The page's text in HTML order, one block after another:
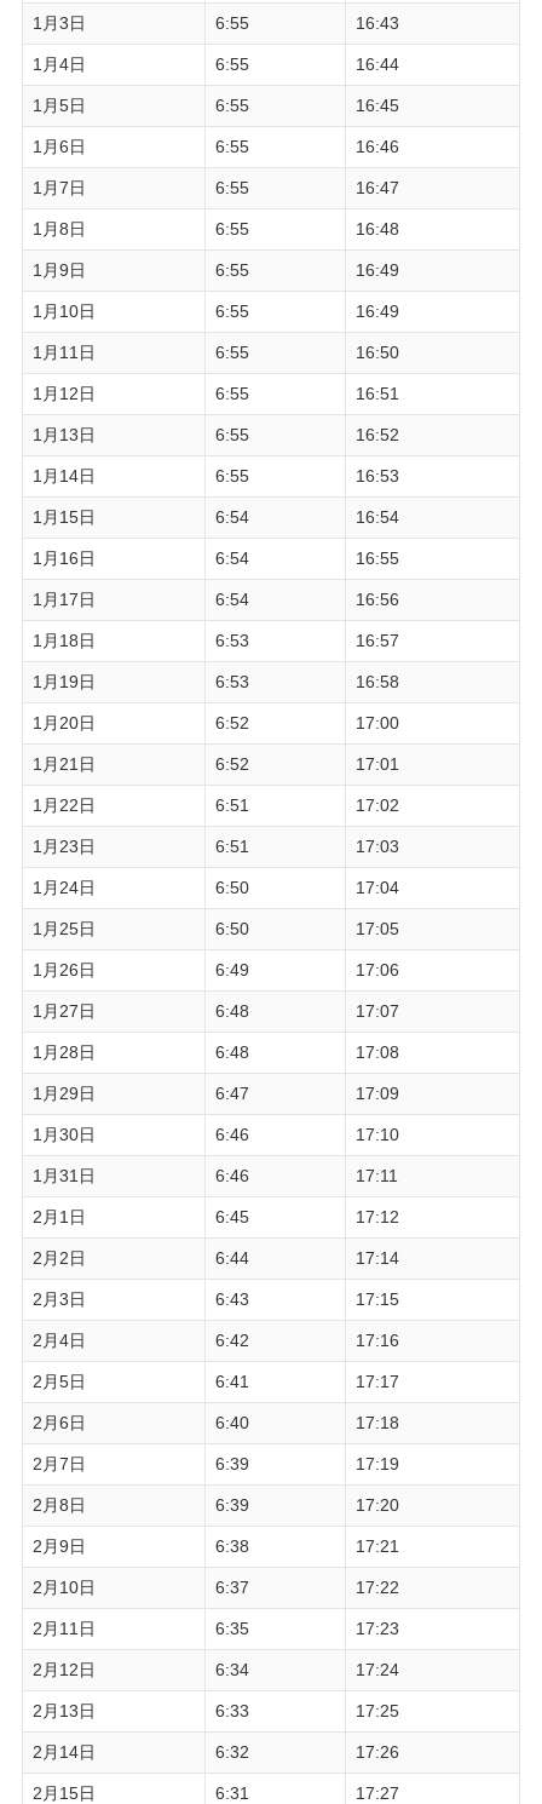
1月3日 6:55 16:43
1月4日 6:55 16:44
1月5日 6:55 16:45
1月6日 6:55 16:46
1月7日 6:55 16:47
1月8日 6:55 16:48
1月9日 6:55 16:49
1月10日 6:55 16:49
1月11日 6:55 16:50
1月12日 6:55 16:51
1月13日 6:55 16:52
1月14日 6:55 16:53
1月15日 6:54 16:54
1月16日 6:54 16:55
1月17日 6:54 16:56
1月18日 6:53 16:57
1月19日 6:53 16:58
1月20日 6:52 17:00
1月21日 6:52 17:01
1月22日 6:51 17:02
1月23日 6:51 17:03
1月24日 6:50 17:04
1月25日 6:50 17:05
1月26日 6:49 17:06
1月27日 6:48 17:07
1月28日 6:48 17:08
1月29日 6:47 17:09
1月30日 6:46 17:10
1月31日 6:46 17:11
2月1日 6:45 17:12
2月2日 6:44 17:14
2月3日 6:43 17:15
2月4日 6:42 17:16
2月5日 6:41 17:17
2月6日 6:40 17:18
2月7日 6:39 17:19
2月8日 6:39 17:20
2月9日 6:38 17:21
2月10日 6:37 17:22
2月11日 6:35 17:23
2月12日 6:34 17:24
2月13日 6:33 17:25
2月14日 6:32 17:26
2月15日 6:31 17:27